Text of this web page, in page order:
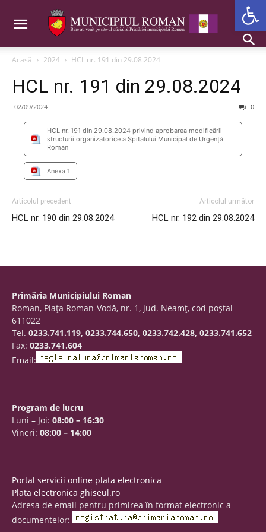
Acasă 2024 HCL nr. 191 din 29.08.2024
HCL nr. 191 din 29.08.2024
02/09/2024 0
HCL nr. 191 din 29.08.2024 privind aprobarea modificării
structurii organizatorice a Spitalului Municipal de Urgenţă
Roman
Anexa 1
Articolul precedent
HCL nr. 190 din 29.08.2024
Articolul următor
HCL nr. 192 din 29.08.2024
Primăria Municipiului Roman
Roman, Piaţa Roman-Vodă, nr. 1, jud. Neamţ, cod poştal
611022
Tel. 0233.741.119, 0233.744.650, 0233.742.428, 0233.741.652
Fax: 0233.741.604
Email:
Program de lucru
Luni – Joi: 08:00 – 16:30
Vineri: 08:00 – 14:00
Portal servicii online plata electronica
Plata electronica ghiseul.ro
Adresa de email pentru primirea în format electronic a
documentelor: